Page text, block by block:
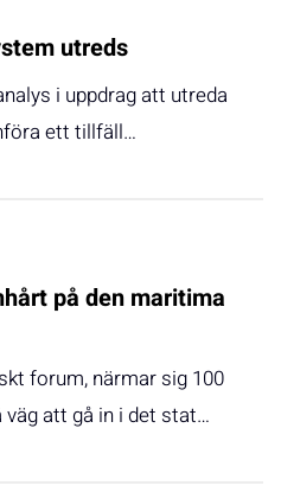
utreds
i uppdrag att utreda
ett tillfäll…
på den maritima
forum, närmar sig 100
att gå in i det stat…